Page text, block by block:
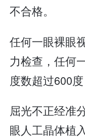
不合格。
任何一眼裸眼
力检查，任何
度数超过600度
屈光不正经准
眼人工晶体植